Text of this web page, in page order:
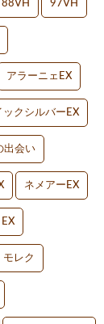
88VH 97VH
アラーニェEX
ックシルバーEX
出会い
ネメアーEX
モレク